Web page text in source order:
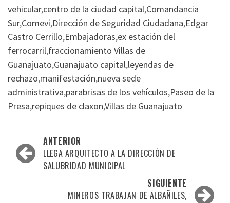
vehicular,centro de la ciudad capital,Comandancia
Sur,Comevi,Dirección de Seguridad Ciudadana,Edgar
Castro Cerrillo,Embajadoras,ex estación del
ferrocarril,fraccionamiento Villas de
Guanajuato,Guanajuato capital,leyendas de
rechazo,manifestación,nueva sede
administrativa,parabrisas de los vehículos,Paseo de la
Presa,repiques de claxon,Villas de Guanajuato
Navegación
por
ANTERIOR
LLEGA ARQUITECTO A LA DIRECCIÓN DE
SALUBRIDAD MUNICIPAL
SIGUIENTE
MINEROS TRABAJAN DE ALBAÑILES,